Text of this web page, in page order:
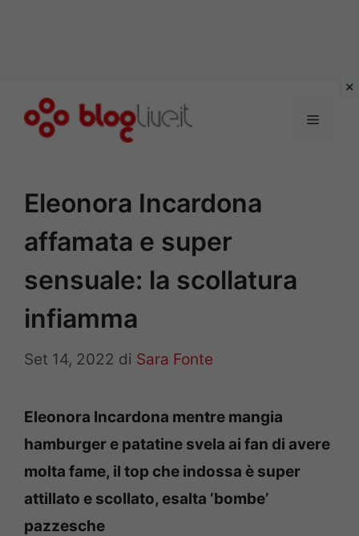
Menu
Eleonora Incardona
affamata e super
sensuale: la scollatura
infiamma
Set 14, 2022 di Sara Fonte
Eleonora Incardona mentre mangia
hamburger e patatine svela ai fan di avere
molta fame, il top che indossa è super
attillato e scollato, esalta ‘bombe’
pazzesche